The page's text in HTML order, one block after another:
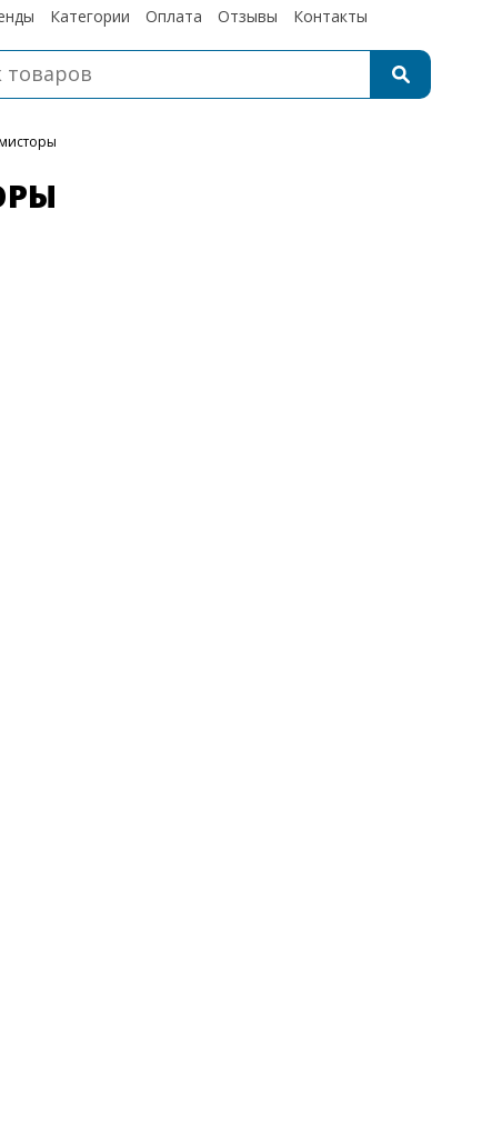
Категории Оплата Отзывы Контакты